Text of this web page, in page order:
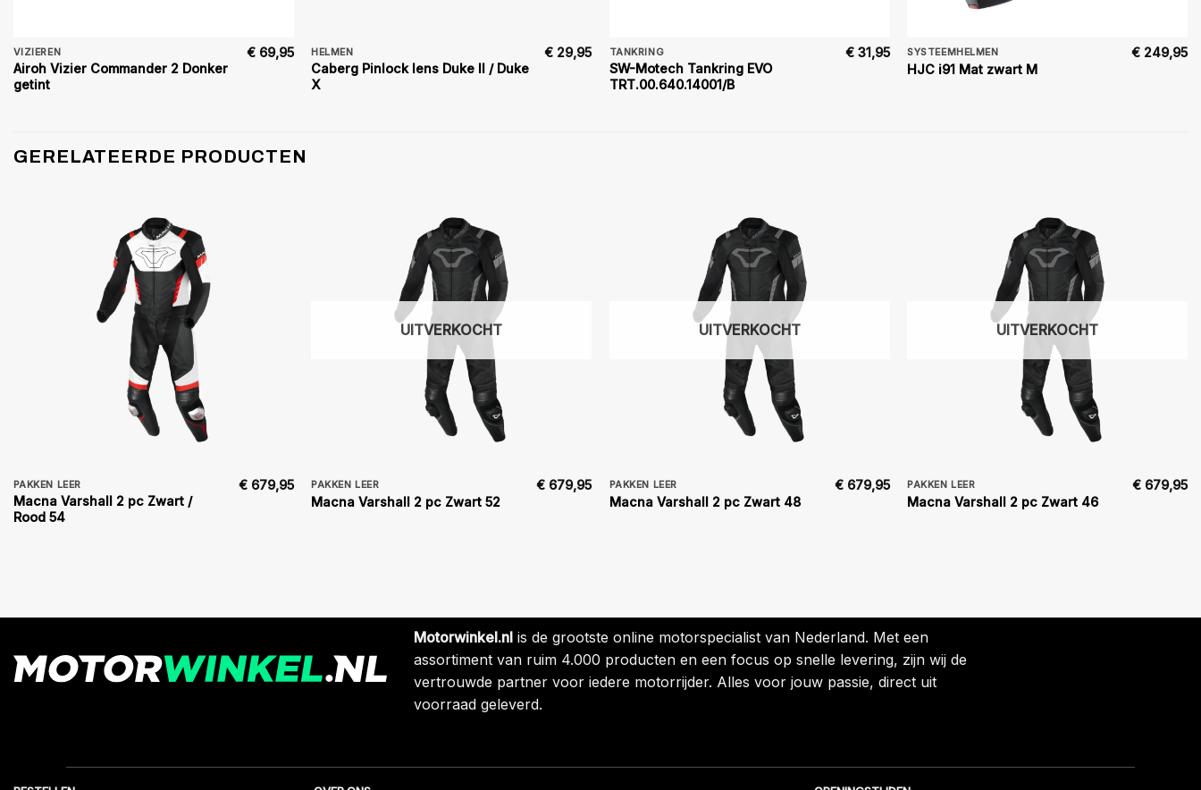
VIZIEREN
Airoh Vizier Commander 2 Donker
getint
€69,95 HELMEN
Caberg Pinlock lens Duke II / Duke
X
€ 29,95 TANKRING
SW-Motech Tankring EVO
TRT.00.640.14001/B
€31,95 SYSTEEMHELMEN
HJC i91 Mat zwart M
€ 249,95
GERELATEERDE PRODUCTEN
PAKKEN LEER
Macna Varshall 2 pc Zwart /
Rood 54
€679,95
UITVERKOCHT
PAKKEN LEER
Macna Varshall 2 pc Zwart 52
€ 679,95
UITVERKOCHT
PAKKEN LEER
Macna Varshall 2 pc Zwart 48
€679,95
UITVERKOCHT
PAKKEN LEER
Macna Varshall 2 pc Zwart 46
€ 679,95
Motorwinkel.nl is de grootste online motorspecialist van Nederland. Met een
assortiment van ruim 4.000 producten en een focus op snelle levering, zijn wij de
vertrouwde partner voor iedere motorrijder. Alles voor jouw passie, direct uit
voorraad geleverd.